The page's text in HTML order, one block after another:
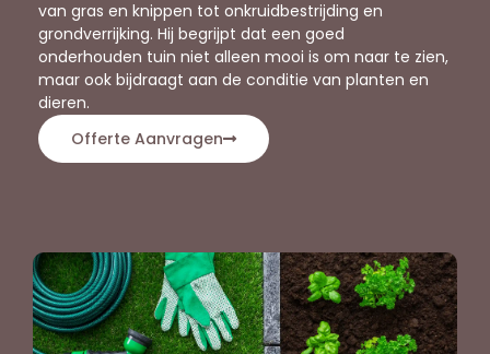
van gras en knippen tot onkruidbestrijding en
grondverrijking. Hij begrijpt dat een goed
onderhouden tuin niet alleen mooi is om naar te zien,
maar ook bijdraagt aan de conditie van planten en
dieren.
Offerte Aanvragen